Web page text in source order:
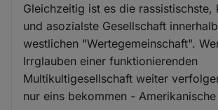
Gleichzeitig ist es die rassistischste,
und asozialste Gesellschaft
westlichen "Wertegemeinschaft".
Irrglauben einer funktionierenden
Multikultigesellschaft weiter
nur eins bekommen - Amerikanische